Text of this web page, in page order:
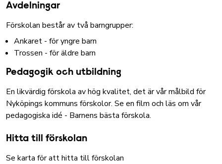
Avdelningar
Förskolan består av två barngrupper:
Ankaret - för yngre barn
Trossen - för äldre barn
Pedagogik och utbildning
En likvärdig förskola av hög kvalitet, det är vår målbild för
Nyköpings kommuns förskolor. Se en film och läs om vår
pedagogiska idé - Barnens bästa förskola.
Hitta till förskolan
Se karta för att hitta till förskolan